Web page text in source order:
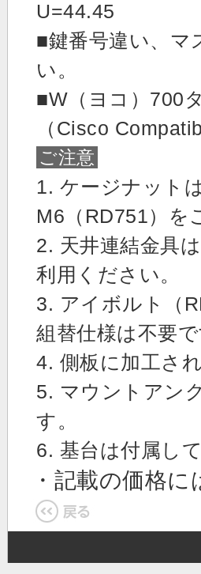
U=44.45
■鍵番号違い、マ
い。
■W（ヨコ）700
（Cisco
ご注意
1. ケージナット
M6（RD751）を
2. 天井連結金具
利用ください。
3. アイボルト（
組替仕様は不要で
4. 側板に加工さ
5. マウントアン
す。
6. 基台は付属し
・記載の価格